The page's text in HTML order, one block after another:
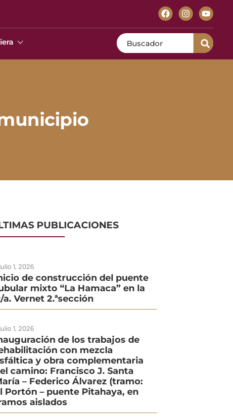
Search
PUBLICACIONES
julio 1, 2026
de construcción del puente
mixto “La Hamaca” en la
a. Vernet 2.ªsección
julio 1, 2026
de los trabajos de
con mezcla
y obra complementaria
camino: Francisco J. Santa
– Federico Álvarez (tramo:
Portón – puente Pitahaya, en
aislados